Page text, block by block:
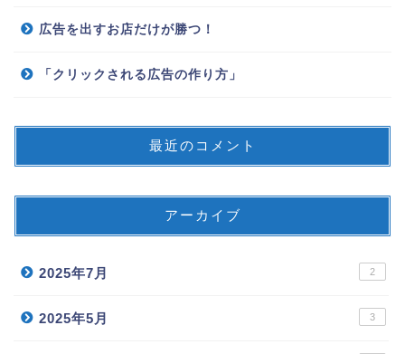
広告を出すお店だけが勝つ！
「クリックされる広告の作り方」
最近のコメント
アーカイブ
2025年7月 2
2025年5月 3